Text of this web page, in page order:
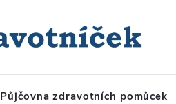
Půjčovna zdravotních pomůcek